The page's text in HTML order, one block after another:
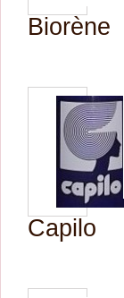
Biorène
Capilo